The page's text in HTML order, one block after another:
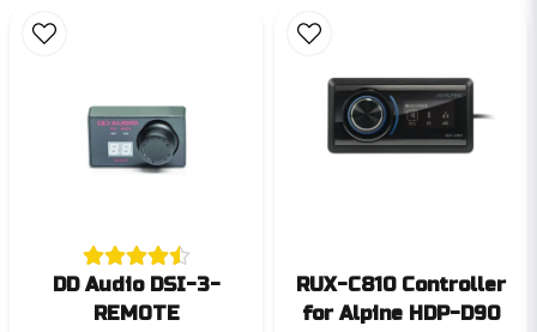
DD Audio DSI-3-
REMOTE
RUX-C810 Controller
for Alpine HDP-D90